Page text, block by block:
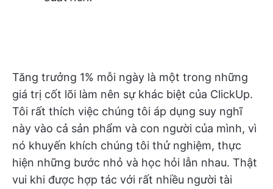
Tăng trưởng 1% mỗi ngày là một trong những
giá trị cốt lõi làm nên sự khác biệt của ClickUp.
Tôi rất thích việc chúng tôi áp dụng suy nghĩ
này vào cả sản phẩm và con người của mình, vì
nó khuyến khích chúng tôi thử nghiệm, thực
hiện những bước nhỏ và học hỏi lẫn nhau. Thật
vui khi được hợp tác với rất nhiều người tài